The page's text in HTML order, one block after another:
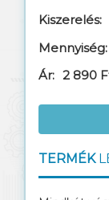
Kiszerelés:
Mennyiség:
Ár: 2 890
TERMÉK